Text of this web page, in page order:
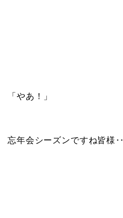
「やあ！」
忘年会シーズンですね皆様‥